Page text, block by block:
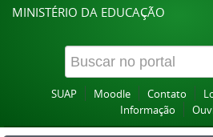
MINISTÉRIO DA EDUCAÇÃO
SUAP Moodle Contato
Informação